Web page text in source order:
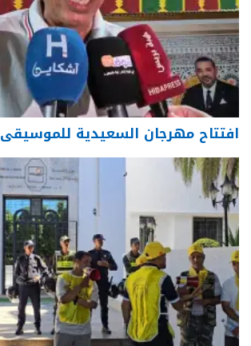
افتتاح مهرجان السعيدية للموسيقى